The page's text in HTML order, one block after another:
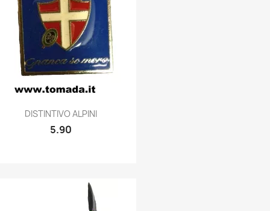
Quick view
DISTINTIVO ALPINI
5.90